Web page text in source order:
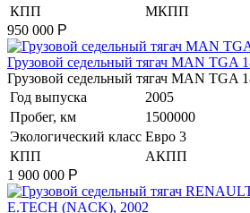
КПП
МКПП
950 000 Р
​Грузовой седельный тягач MAN TGA
​Грузовой седельный тягач MAN TGA
Год выпуска
2005
Пробег, км
1500000
Экологический класс Евро 3
КПП
АКПП
1 900 000 Р